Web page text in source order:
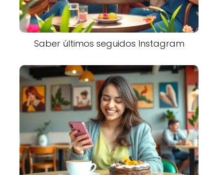
Saber últimos seguidos Instagram